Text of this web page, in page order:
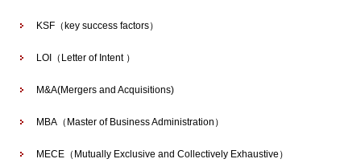
KSF（key success factors）
LOI（Letter of Intent ）
M&A(Mergers and Acquisitions)
MBA（Master of Business Administration）
MECE（Mutually Exclusive and Collectively Exhaustive）